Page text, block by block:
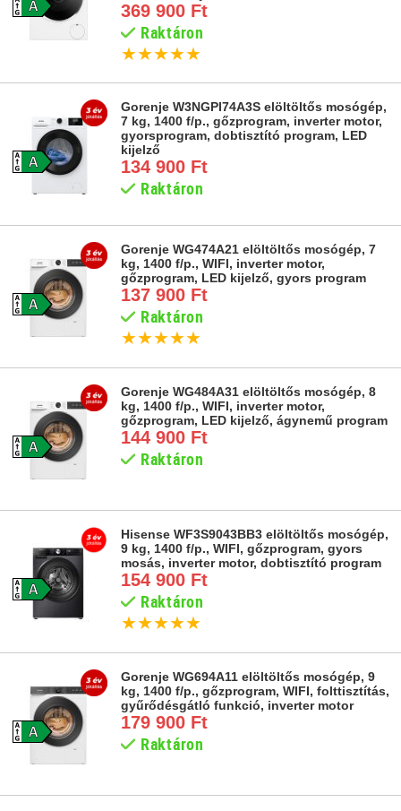
369 900 Ft
Raktáron
★★★★★
Gorenje W3NGPI74A3S elöltöltős mosógép,
7 kg, 1400 f/p., gőzprogram, inverter motor,
gyorsprogram, dobtisztító program, LED
kijelző
134 900 Ft
Raktáron
Gorenje WG474A21 elöltöltős mosógép, 7
kg, 1400 f/p., WIFI, inverter motor,
gőzprogram, LED kijelző, gyors program
137 900 Ft
Raktáron
★★★★★
Gorenje WG484A31 elöltöltős mosógép, 8
kg, 1400 f/p., WIFI, inverter motor,
gőzprogram, LED kijelző, ágynemű program
144 900 Ft
Raktáron
Hisense WF3S9043BB3 elöltöltős mosógép,
9 kg, 1400 f/p., WIFI, gőzprogram, gyors
mosás, inverter motor, dobtisztító program
154 900 Ft
Raktáron
★★★★★
Gorenje WG694A11 elöltöltős mosógép, 9
kg, 1400 f/p., gőzprogram, WIFI, folttisztítás,
gyűrődésgátló funkció, inverter motor
179 900 Ft
Raktáron